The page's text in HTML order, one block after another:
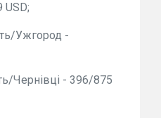
Ужгород -
Чернівці - 396/875